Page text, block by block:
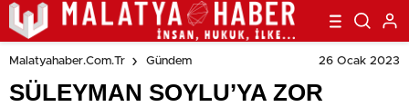
Malatyahaber.com.tr Gündem 26 Ocak 2023
SÜLEYMAN SOYLU’YA ZOR